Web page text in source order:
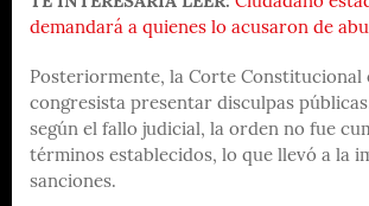
demandará a quienes lo acusaron de
Posteriormente, la Corte Constitucional
congresista presentar disculpas
según el fallo judicial, la orden no fue
términos establecidos, lo que llevó a la
sanciones.